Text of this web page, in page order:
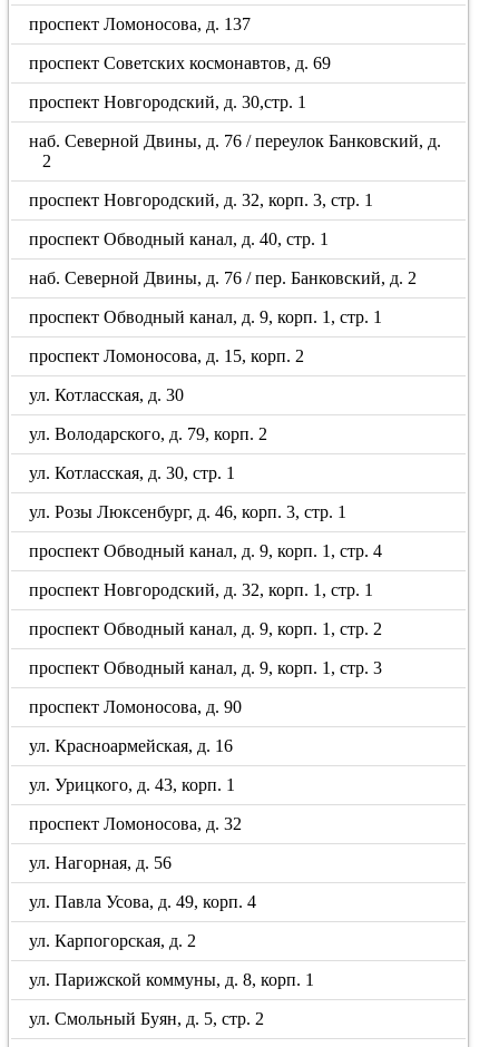
проспект Ломоносова, д. 137
проспект Советских космонавтов, д. 69
проспект Новгородский, д. 30,стр. 1
наб. Северной Двины, д. 76 / переулок Банковский, д.
2
проспект Новгородский, д. 32, корп. 3, стр. 1
проспект Обводный канал, д. 40, стр. 1
наб. Северной Двины, д. 76 / пер. Банковский, д. 2
проспект Обводный канал, д. 9, корп. 1, стр. 1
проспект Ломоносова, д. 15, корп. 2
ул. Котласская, д. 30
ул. Володарского, д. 79, корп. 2
ул. Котласская, д. 30, стр. 1
ул. Розы Люксенбург, д. 46, корп. 3, стр. 1
проспект Обводный канал, д. 9, корп. 1, стр. 4
проспект Новгородский, д. 32, корп. 1, стр. 1
проспект Обводный канал, д. 9, корп. 1, стр. 2
проспект Обводный канал, д. 9, корп. 1, стр. 3
проспект Ломоносова, д. 90
ул. Красноармейская, д. 16
ул. Урицкого, д. 43, корп. 1
проспект Ломоносова, д. 32
ул. Нагорная, д. 56
ул. Павла Усова, д. 49, корп. 4
ул. Карпогорская, д. 2
ул. Парижской коммуны, д. 8, корп. 1
ул. Смольный Буян, д. 5, стр. 2